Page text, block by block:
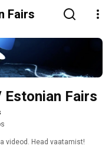
Fairs
Fairs
videod. Head vaatamist!